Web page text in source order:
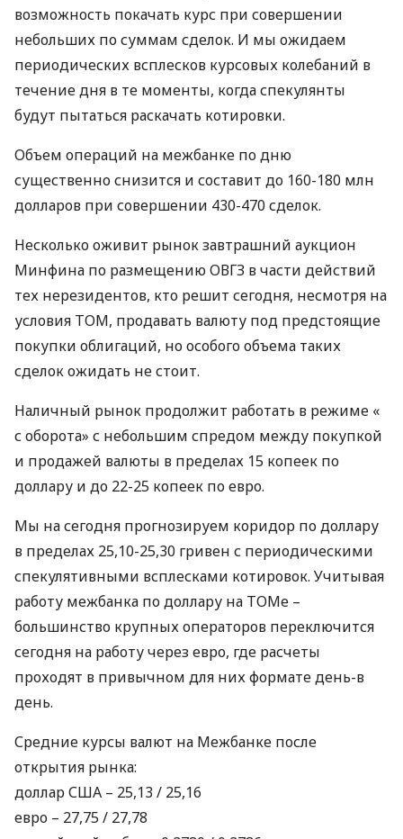
возможность покачать курс при совершении
небольших по суммам сделок. И мы ожидаем
периодических всплесков курсовых колебаний в
течение дня в те моменты, когда спекулянты
будут пытаться раскачать котировки.
Объем операций на межбанке по дню
существенно снизится и составит до 160-180 млн
долларов при совершении 430-470 сделок.
Несколько оживит рынок завтрашний аукцион
Минфина по размещениюОВГЗ в части действий
тех нерезидентов, кто решит сегодня, несмотря на
условия ТОМ, продавать валюту под предстоящие
покупки облигаций, но особого объема таких
сделок ожидать не стоит.
Наличный рынок продолжит работать в режиме «
с оборота» с небольшим спредом между покупкой
и продажей валюты в пределах 15 копеек по
доллару и до 22-25 копеек по евро.
Мы на сегодня прогнозируем коридор по доллару
в пределах 25,10-25,30 гривен с периодическими
спекулятивными всплесками котировок. Учитывая
работу межбанка по доллару на ТОМе –
большинство крупных операторов переключится
сегодня на работу через евро, где расчеты
проходят в привычном для них формате день-в
день.
Средние курсы валют на Межбанке после
открытия рынка:
долларСША – 25,13 / 25,16
евро – 27,75 / 27,78